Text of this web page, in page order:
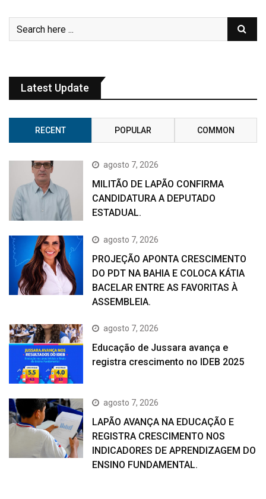
Latest Update
RECENT POPULAR COMMON
agosto 7, 2026
MILITÃO DE LAPÃO CONFIRMA
CANDIDATURA A DEPUTADO
ESTADUAL.
agosto 7, 2026
PROJEÇÃO APONTA CRESCIMENTO
DO PDT NA BAHIA E COLOCA KÁTIA
BACELAR ENTRE AS FAVORITAS À
ASSEMBLEIA.
agosto 7, 2026
Educação de Jussara avança e
registra crescimento no IDEB 2025
agosto 7, 2026
LAPÃO AVANÇA NA EDUCAÇÃO E
REGISTRA CRESCIMENTO NOS
INDICADORES DE APRENDIZAGEM DO
ENSINO FUNDAMENTAL.